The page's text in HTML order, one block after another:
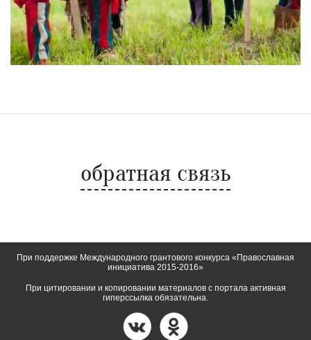
обратная связь
При поддержке Международного грантового конкурса «Православная
инициатива 2015-2016»
При цитировании и копировании материалов с портала активная
гиперссылка обязательна.